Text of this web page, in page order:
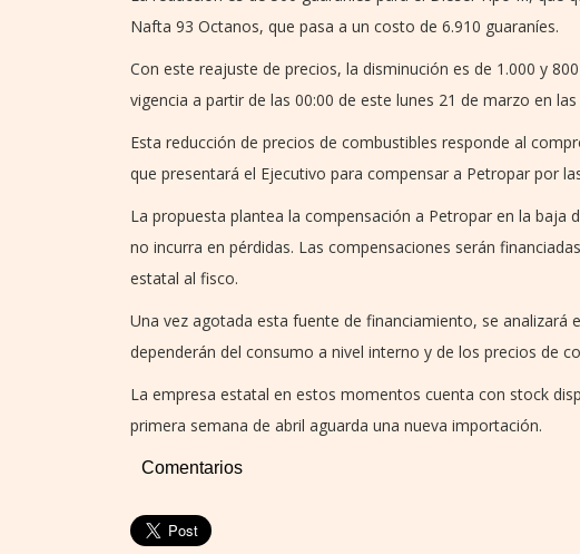
Nafta 93 Octanos, que pasa a un costo de 6.910 guaraníes.
Con este reajuste de precios, la disminución es de 1.000 y
vigencia a partir de las 00:00 de este lunes 21 de marzo en
Esta reducción de precios de combustibles responde al
que presentará el Ejecutivo para compensar a Petropar por
La propuesta plantea la compensación a Petropar en la baja
no incurra en pérdidas. Las compensaciones serán
estatal al fisco.
Una vez agotada esta fuente de financiamiento, se
dependerán del consumo a nivel interno y de los precios de
La empresa estatal en estos momentos cuenta con stock
primera semana de abril aguarda una nueva importación.
Comentarios